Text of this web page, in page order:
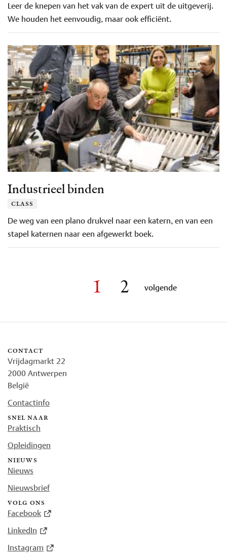
Leer de knepen van het vak van de expert uit de uitgeverij.
We houden het eenvoudig, maar ook efficiënt.
Industrieel binden
class
De weg van een plano drukvel naar een katern, en van een
stapel katernen naar een afgewerkt boek.
1 2 volgende
contact
Vrijdagmarkt 22
2000 Antwerpen
België
Contactinfo
snel naar
Praktisch
Opleidingen
nieuws
Nieuws
Nieuwsbrief
volg ons
Facebook
LinkedIn
Instagram